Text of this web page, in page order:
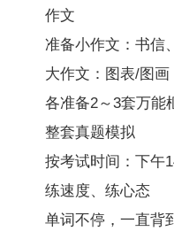
作文
准备小作文：书信
大作文：图表/图画
各准备2～3套万能
整套真题模拟
按考试时间：下午
练速度、练心态
单词不停，一直背